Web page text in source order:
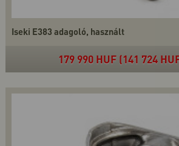
Iseki E383 adagoló, használt
179 990 HUF (141 724